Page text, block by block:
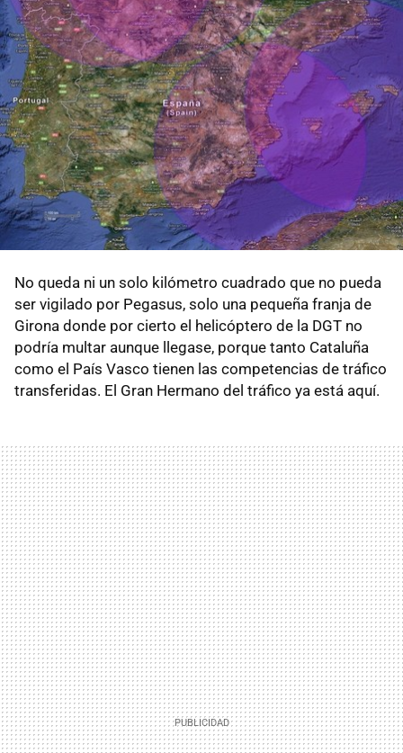
No queda ni un solo kilómetro cuadrado que no pueda
ser vigilado por Pegasus, solo una pequeña franja de
Girona donde por cierto el helicóptero de la DGT no
podría multar aunque llegase, porque tanto Cataluña
como el País Vasco tienen las competencias de tráfico
transferidas. El Gran Hermano del tráfico ya está aquí.